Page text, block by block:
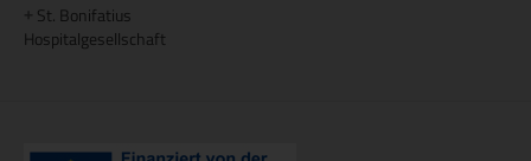
St. Bonifatius
Hospitalgesellschaft